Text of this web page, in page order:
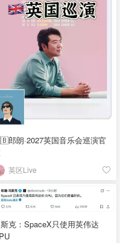
朗·2027英国音乐会巡演官
英区Live
克：SpaceX只使用英伟达